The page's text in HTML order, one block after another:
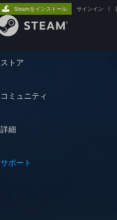
ストア
コミュニティ
詳細
サポート
Steamをインストール サインイン